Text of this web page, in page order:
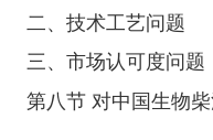
二、技术工艺问题
三、市场认可度问题
第八节 对中国生物